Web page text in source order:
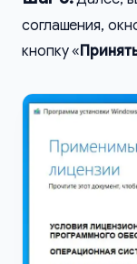
соглашения,
кнопку «